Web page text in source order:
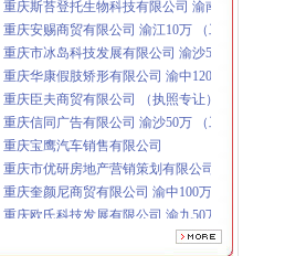
重庆安赐商贸有限公司 渝江10万 （工商注册）
重庆市冰岛科技发展有限公司 渝沙50万 （进出口
重庆华康假肢矫形有限公司 渝中120万 （增资）
重庆臣夫商贸有限公司 （执照专让）
重庆信同广告有限公司 渝沙50万 （工商注册）
重庆宝鹰汽车销售有限公司
重庆市优研房地产营销策划有限公司
重庆奎颜尼商贸有限公司 渝中100万 （工商注册
重庆欧氏科技发展有限公司 渝九50万 （进出口权
重庆金品科技有限公司 渝南100万 （进出口权）
重庆斯苔登托生物科技有限公司 渝南10万 （工